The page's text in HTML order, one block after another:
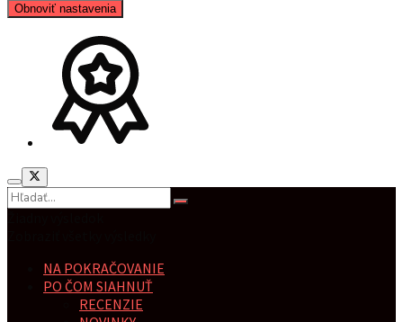
Obnoviť nastavenia
NA POKRAČOVANIE
PO ČOM SIAHNUŤ
RECENZIE